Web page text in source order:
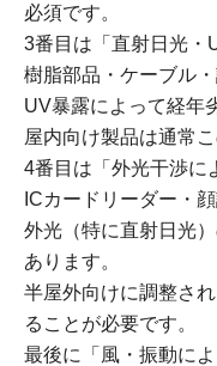
必須です。
3番目は「直射日光・
樹脂部品・ケーブル
UV暴露によって経年
屋内向け製品は通常
4番目は「外光干渉に
ICカードリーダー・
外光（特に直射日光
あります。
半屋外向けに調整さ
ることが必要です。
最後に「風・振動に